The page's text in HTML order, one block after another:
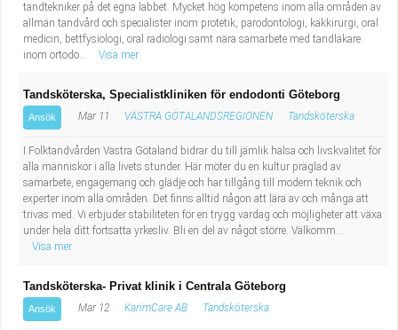
tandtekniker på det egna labbet. Mycket hög kompetens inom alla områden av
allmän tandvård och specialister inom protetik, parodontologi, käkkirurgi, oral
medicin, bettfysiologi, oral radiologi samt nära samarbete med tandläkare
inom ortodo...
Visa mer
Tandsköterska, Specialistkliniken för endodonti Göteborg
Ansök Mar 11 VÄSTRA GÖTALANDSREGIONEN Tandsköterska
I Folktandvården Västra Götaland bidrar du till jämlik hälsa och livskvalitet för
alla människor i alla livets stunder. Här möter du en kultur präglad av
samarbete, engagemang och glädje och har tillgång till modern teknik och
experter inom alla områden. Det finns alltid någon att lära av och många att
trivas med. Vi erbjuder stabiliteten för en trygg vardag och möjligheter att växa
under hela ditt fortsatta yrkesliv. Bli en del av något större. Välkomm...
Visa mer
Tandsköterska- Privat klinik i Centrala Göteborg
Ansök Mar 12 KarimCare AB Tandsköterska